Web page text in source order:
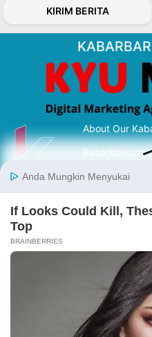
KIRIM BERITA
About Our
Kabarbaru.co
serta
Follow